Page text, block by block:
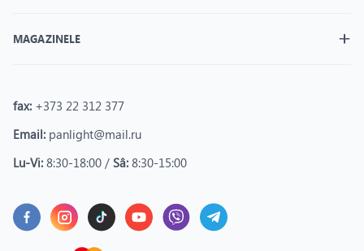
MAGAZINELE
fax: +373 22 312 377
Email: panlight@mail.ru
Lu-Vi: 8:30-18:00 / Sâ: 8:30-15:00